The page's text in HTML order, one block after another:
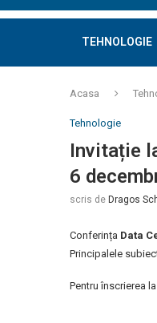
TEHNOLOGIE
Acasa
Tehnologie
Invitație
6
scris de Dragos
Conferința Data
Principalele
Pentru înscrierea